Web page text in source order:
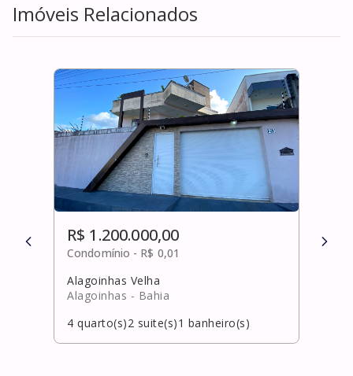
Imóveis Relacionados
R$ 1.200.000,00
Condomínio - R$ 0,01
Alagoinhas Velha
Alagoinhas - Bahia
4 quarto(s)2 suite(s)1 banheiro(s)
R$